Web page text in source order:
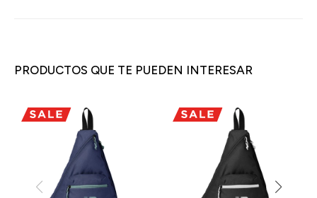
PRODUCTOS QUE TE PUEDEN INTERESAR